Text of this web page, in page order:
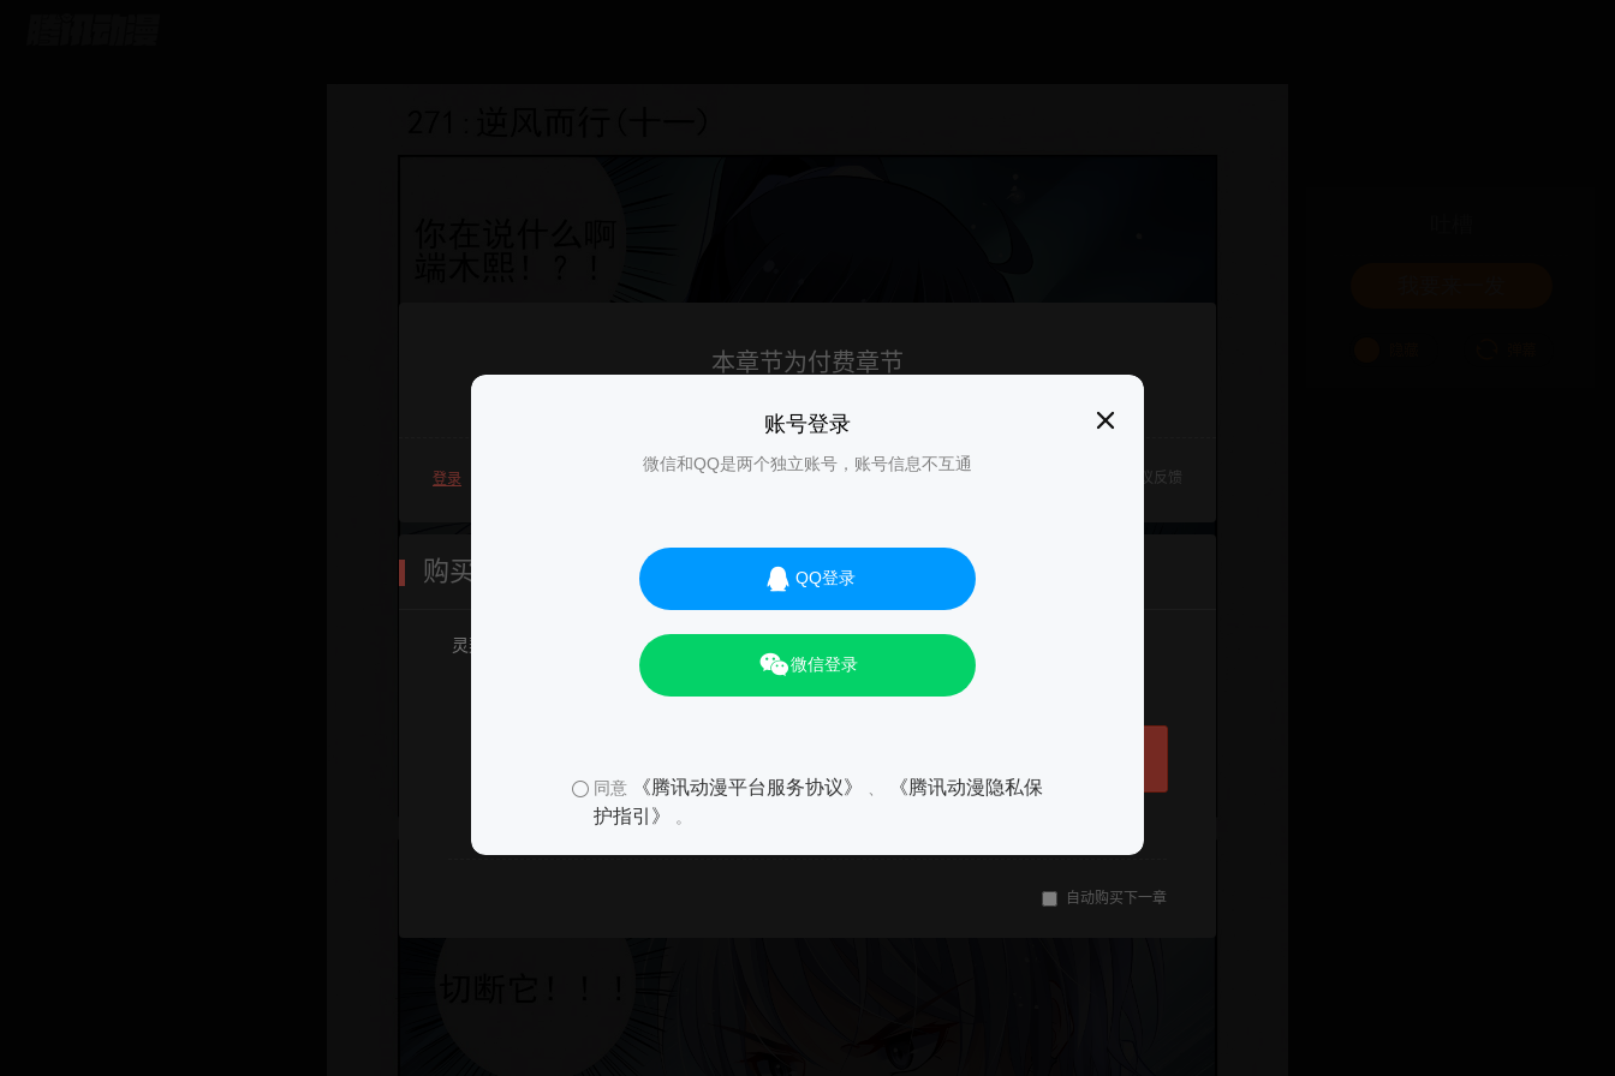
账号登录
微信和QQ是两个独立账号，账号信息不互通
QQ登录
微信登录
同意 《腾讯动漫平台服务协议》
《腾讯动漫隐私保
护指引》
。